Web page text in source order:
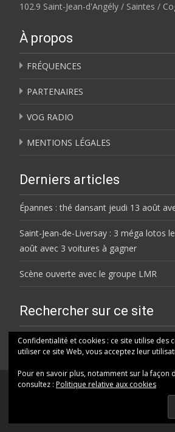
102.9 Saint-Jean-d'Angély / Saintes /
À propos
FRÉQUENCES
PARTENAIRES
VOG RADIO
MENTIONS LÉGALES
Derniers articles
Épannes : thé dansant jeudi 13 août
Saint-Jean-de-Liversay : 3 méga lotos
août avec 3 voitures à gagner
Scène ouverte avec le groupe LMR
Rechercher sur ce site
Rechercher
Confidentialité et cookies : ce site utilise des
utiliser ce site Web, vous acceptez leur
Pour en savoir plus, notamment sur la façon
consultez : Politique relative aux cookies